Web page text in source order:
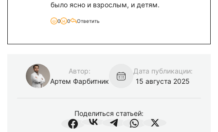
было ясно и взрослым, и детям.
0 0 Ответить
Автор:
Артем Фарбитник
Дата публикации:
15 августа 2025
Поделиться статьей: